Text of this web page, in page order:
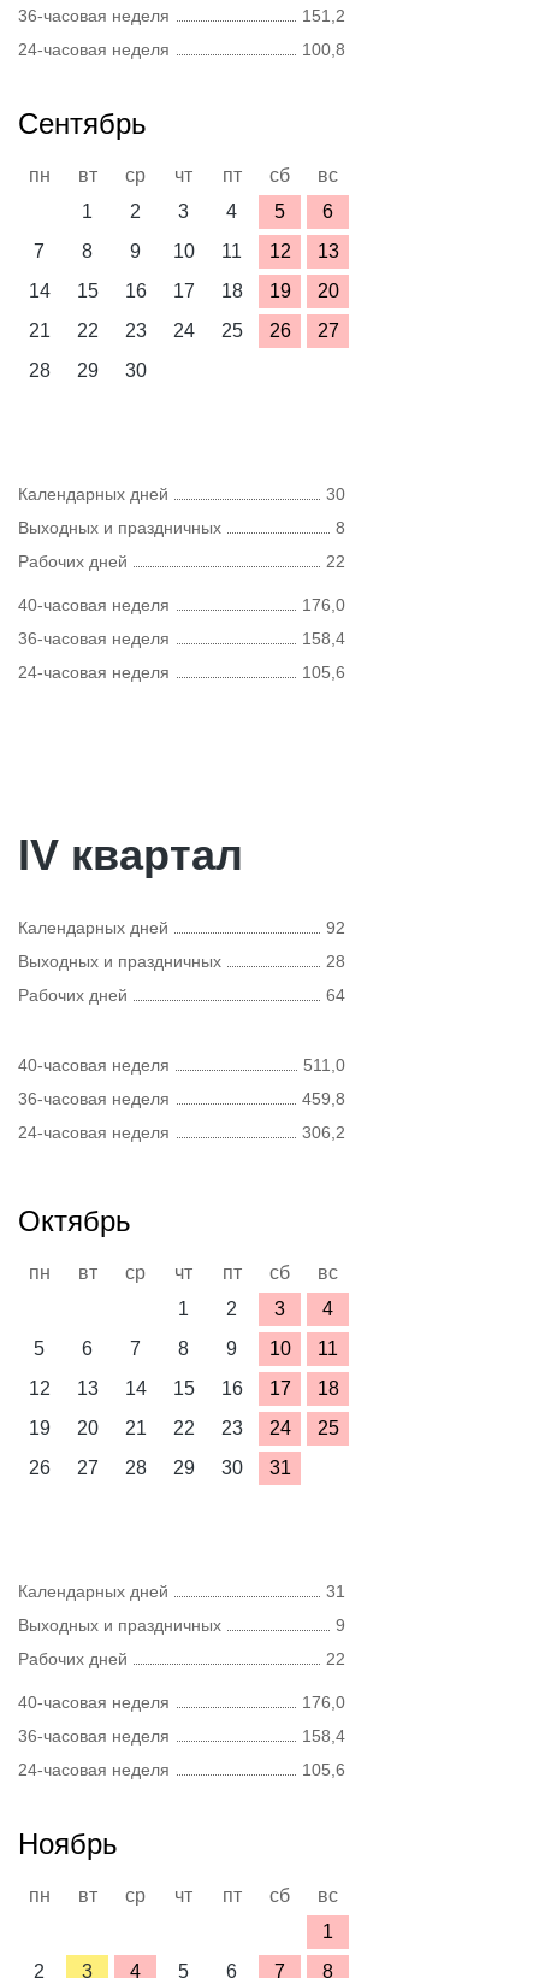
36-часовая неделя
151,2
24-часовая неделя
100,8
Сентябрь
пн вт ср чт пт сб
вс
1
2 3 4 5
6
7
8 9 10 11 12
13
14
15 16 17 18 19
20
21
22 23 24 25 26
27
28
29 30
Календарных дней
30
Выходных и праздничных
8
Рабочих дней
22
40-часовая неделя
176,0
36-часовая неделя
158,4
24-часовая неделя
105,6
IV квартал
Календарных дней
92
Выходных и праздничных
28
Рабочих дней
64
40-часовая неделя
511,0
36-часовая неделя
459,8
24-часовая неделя
306,2
Октябрь
пн вт ср чт пт сб
вс
1
2 3
4
5
6 7 8 9 10
11
12
13 14 15 16 17
18
19
20 21 22 23 24
25
26
27 28 29 30 31
Календарных дней
31
Выходных и праздничных
9
Рабочих дней
22
40-часовая неделя
176,0
36-часовая неделя
158,4
24-часовая неделя
105,6
Ноябрь
пн вт ср чт пт сб
вс
1
2
3 4 5 6 7 8